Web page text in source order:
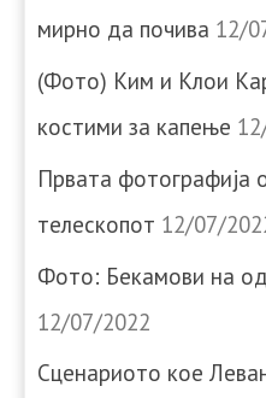
мирно да почива 12/
(Фото) Ким и Клои
костими за капење
Првата фотографија
телескопот 12/07/
Фото: Бекамови на
12/07/2022
Сценариото кое